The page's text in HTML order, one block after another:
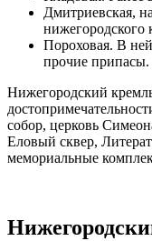
Дмитриевская,
нижегородского
Пороховая. В
прочие припасы.
Нижегородский
собор, церковь
Еловый сквер,
мемориальные